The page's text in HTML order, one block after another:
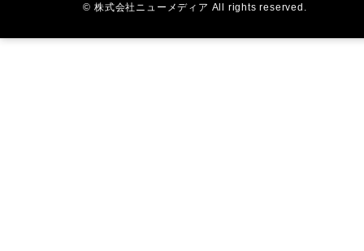
© 株式会社ニューメディア All rights reserved.